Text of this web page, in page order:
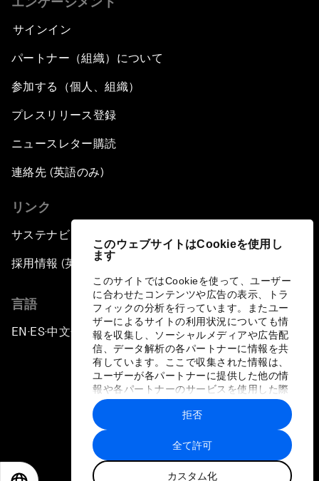
このウェブサイトはCookieを使用し
ます
このサイトではCookieを使って、ユーザー
に合わせたコンテンツや広告の表示、トラ
フィックの分析を行っています。またユー
ザーによるサイトの利用状況についても情
報を収集し、ソーシャルメディアや広告配
信、データ解析の各パートナーに情報を共
有しています。ここで収集された情報は、
ユーザーが各パートナーに提供した他の情
報や各パートナーのサービスを使用した際
に収集された情報と組み合わされ、各パー
トナーによって使用されることがありま
す。
全て許可
カスタム化
拒否
サインイン
パートナー（組織）について
参加する（個人、組織）
プレスリリース登録
ニュースレター購読
連絡先 (英語のみ)
リンク
サステナビリティへの取り組み
採用情報 (英語のみ)
言語
EN ▪ES▪中文▪ 日本語
プライバシーポリシーと利用規約
サイトマップ